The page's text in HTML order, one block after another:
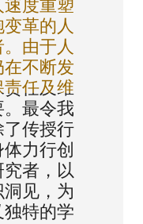
革的人
由于人
不断发
任及维
最令我
传授行
力行创
者，以
见，为
特的学